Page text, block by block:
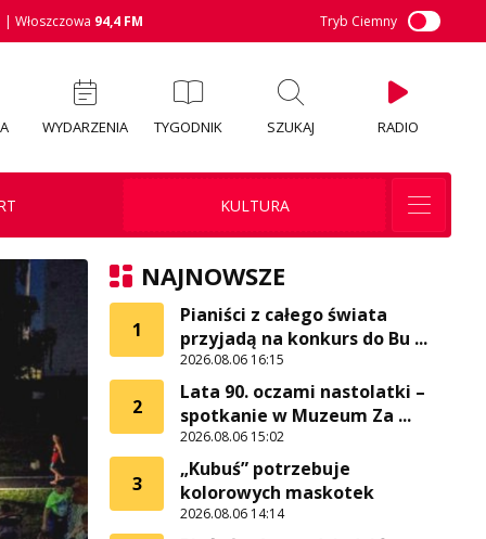
| Włoszczowa 94,4 FM Tryb Ciemny
WYDARZENIA TYGODNIK SZUKAJ RADIO
KULTURA
NAJNOWSZE
1
Pianiści z całego świata
przyjadą na konkurs do Bu ...
2026.08.06 16:15
2
Lata 90. oczami nastolatki –
spotkanie w Muzeum Za ...
2026.08.06 15:02
3
„Kubuś” potrzebuje
kolorowych maskotek
2026.08.06 14:14